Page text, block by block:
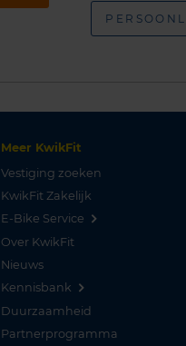
Meer KwikFit
Vestiging zoeken
KwikFit Zakelijk
E-Bike Service
Over KwikFit
Nieuws
Kennisbank
Duurzaamheid
Partnerprogramma